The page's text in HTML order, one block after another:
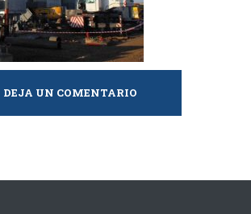
DEJA UN COMENTARIO